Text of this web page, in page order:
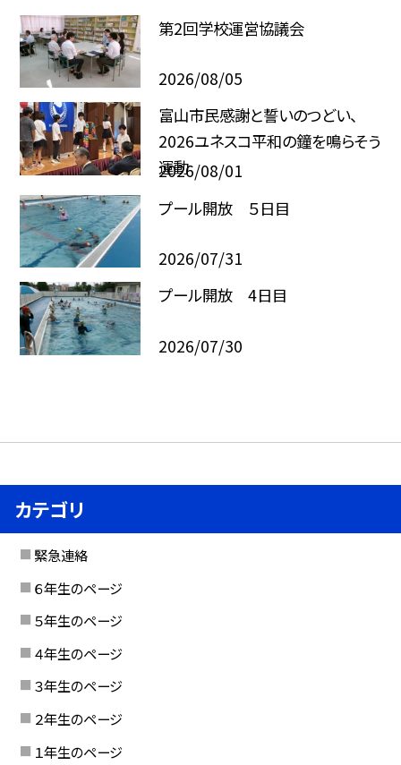
第2回学校運営協議会
2026/08/05
富山市民感謝と誓いのつどい、
2026ユネスコ平和の鐘を鳴らそう
運動
2026/08/01
プール開放 ５日目
2026/07/31
プール開放 4日目
2026/07/30
カテゴリ
緊急連絡
６年生のページ
５年生のページ
４年生のページ
３年生のページ
２年生のページ
１年生のページ